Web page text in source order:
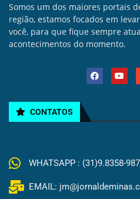
Somos um dos maiores portais
região, estamos focados em
você, para que fique sempre
acontecimentos do momento.
CONTATOS
WHATSAPP : (31)9.8358-
EMAIL: